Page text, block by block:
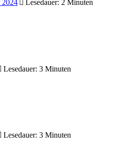
2024 Lesedauer: 2 Minuten
Lesedauer: 3 Minuten
Lesedauer: 3 Minuten